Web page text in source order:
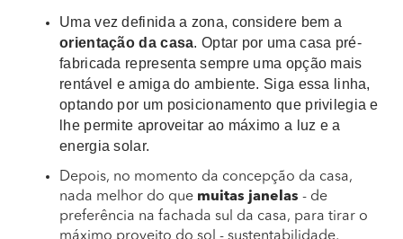
Uma vez definida a zona, considere bem a
orientação da casa. Optar por uma casa pré-
fabricada representa sempre uma opção mais
rentável e amiga do ambiente. Siga essa linha,
optando por um posicionamento que privilegia e
lhe permite aproveitar ao máximo a luz e a
energia solar.
Depois, no momento da concepção da casa,
nada melhor do que muitas janelas - de
preferência na fachada sul da casa, para tirar o